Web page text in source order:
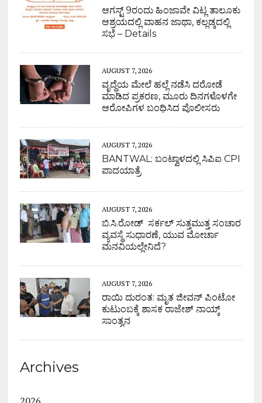
ಆಗಸ್ಟ್ 9ರಂದು ಹಿಂಜಾವೇ ವಿಟ್ಲ ತಾಲೂಕು
ಆಶ್ರಯದಲ್ಲಿ ವಾಹನ ಜಾಥಾ, ಕಲ್ಲಡ್ಕದಲ್ಲಿ
ಸಭೆ – Details
AUGUST 7, 2026
ವೃದ್ಧೆಯ ಮೇಲೆ ಹಲ್ಲೆ ನಡೆಸಿ ದರೋಡೆ
ಮಾಡಿದ ಪ್ರಕರಣ, ಮೂರು ದಿನಗಳೊಳಗೇ
ಆರೋಪಿಗಳ ಬಂಧಿಸಿದ ಪೊಲೀಸರು
AUGUST 7, 2026
BANTWAL: ಬಂಟ್ವಾಳದಲ್ಲಿ ಸಿಪಿಐ CPI
ಪಾದಯಾತ್ರೆ
AUGUST 7, 2026
ಬಿ.ಸಿ.ರೋಡ್ ಸರ್ಕಲ್ ಸುತ್ತಮುತ್ತ ಸಂಚಾರ
ವ್ಯವಸ್ಥೆ ಸುಧಾರಣೆ, ಯುವ ಮೋರ್ಚಾ
ಮನವಿಯಲ್ಲೇನಿದೆ?
AUGUST 7, 2026
ರಾಯಿ ದುರಂತ: ಮೃತ ಜೀವನ್ ಪಿಂಟೋ
ಕುಟುಂಬಕ್ಕೆ ಶಾಸಕ ರಾಜೇಶ್ ನಾಯ್ಕ್
ಸಾಂತ್ವನ
Archives
2026